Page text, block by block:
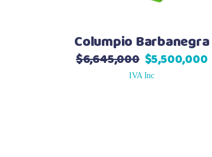
Columpio Barbanegra
$6,645,000 El
precio
$5,500,000El
IVA Inc